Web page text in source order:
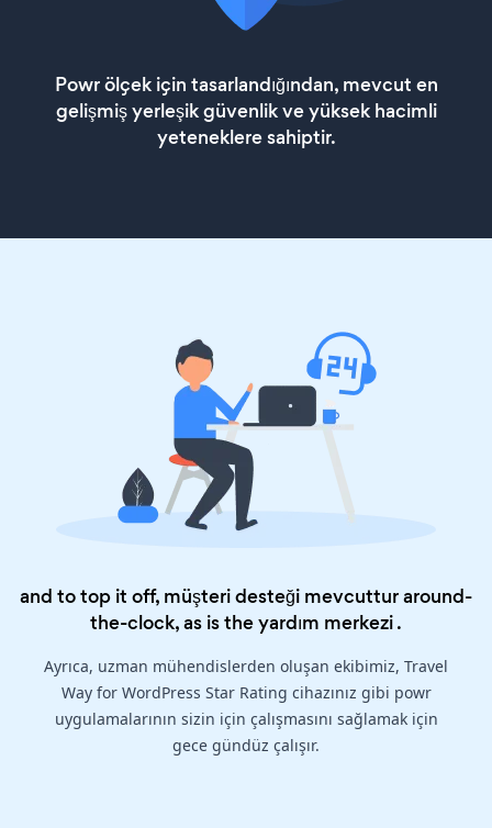
Powr ölçek için tasarlandığından, mevcut en
gelişmiş yerleşik güvenlik ve yüksek hacimli
yeteneklere sahiptir.
and to top it off, müşteri desteği mevcuttur around-
the-clock, as is theyardım merkezi.
Ayrıca, uzman mühendislerden oluşan ekibimiz, Travel
Way for WordPress Star Rating cihazınız gibi powr
uygulamalarının sizin için çalışmasını sağlamak için
gece gündüz çalışır.